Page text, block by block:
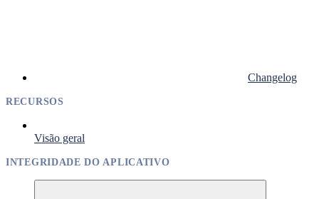
Changelog
RECURSOS
Visão geral
INTEGRIDADE DO APLICATIVO